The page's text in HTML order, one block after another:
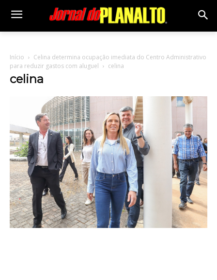
Início
Celina determina ocupação imediata do Centro Administrativo
para reduzir gastos com aluguel
celina
celina